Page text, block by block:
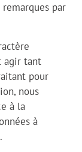
par
agir tant
pour
nous
à la
à